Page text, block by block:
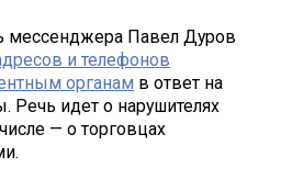
мессенджера Павел Дуров
и телефонов
органам в ответ на
Речь идет о нарушителях
— о торговцах